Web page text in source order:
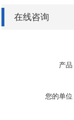
在线咨询
产品
您的单位